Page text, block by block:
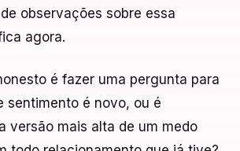
observações sobre essa
agora.
é fazer uma pergunta para
sentimento é novo, ou é
versão mais alta de um medo